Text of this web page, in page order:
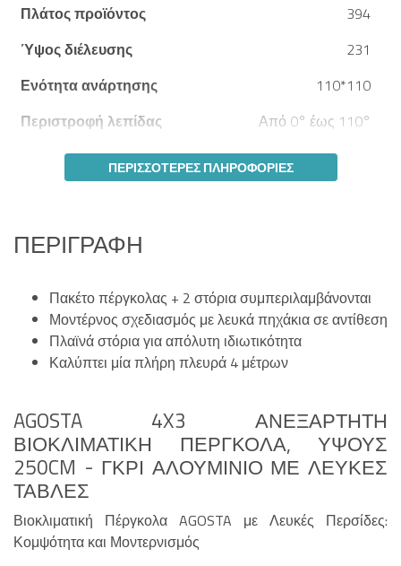
Πλάτος προϊόντος
394
Ύψος διέλευσης
231
Ενότητα ανάρτησης
110*110
Περιστροφή λεπίδας
Από 0° έως 110°
ΠΕΡΙΣΣΌΤΕΡΕΣ ΠΛΗΡΟΦΟΡΊΕΣ
ΠΕΡΙΓΡΑΦΉ
Πακέτο πέργκολας + 2 στόρια συμπεριλαμβάνονται
Μοντέρνος σχεδιασμός με λευκά πηχάκια σε αντίθεση
Πλαϊνά στόρια για απόλυτη ιδιωτικότητα
Καλύπτει μία πλήρη πλευρά 4 μέτρων
AGOSTA 4X3 ΑΝΕΞΆΡΤΗΤΗ
ΒΙΟΚΛΙΜΑΤΙΚΉ ΠΈΡΓΚΟΛΑ, ΎΨΟΥΣ
250CM - ΓΚΡΙ ΑΛΟΥΜΊΝΙΟ ΜΕ ΛΕΥΚΈΣ
ΤΆΒΛΕΣ
Βιοκλιματική Πέργκολα AGOSTA με Λευκές Περσίδες:
Κομψότητα και Μοντερνισμός